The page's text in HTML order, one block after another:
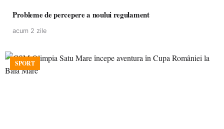
Probleme de percepere a noului regulament
acum 2 zile
SPORT